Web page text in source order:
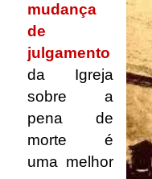
mudança
de
julgamento
da Igreja
sobre a
pena de
morte é
uma melhor